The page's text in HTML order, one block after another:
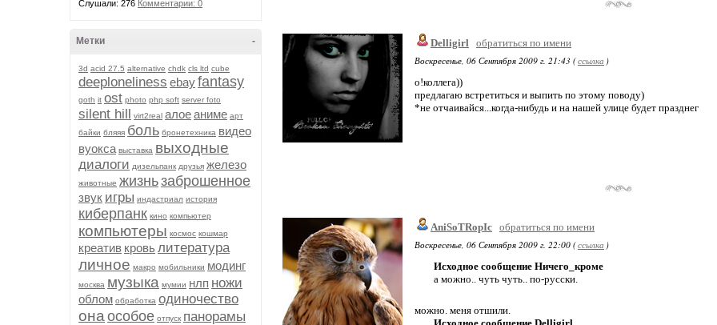
Слушали: 276 Комментарии: 0
-
Метки
3d acid 27.5 alternative chdk cls ltd cube
deeploneliness ebayfantasy
goth it ost photo php soft server foto
silent hill virt2real алоеаниме арт
байки бляяя боль бронетехника видео
вуокса выставка выходные
диалоги дизельпанк друзья железо
животные жизньзаброшенное
звук игры индастриал история
киберпанк кино компьютер
компьютеры космос кошмар
креатив кровьлитература
личное макро мобильники модинг
москва музыка мумии нлп ножи
облом обработка одиночество
она особое отпуск панорамы
Delligirl обратиться по имени
Воскресенье, 06 Сентября 2009 г. 21:43 (ссылка )
о!коллега))
предлагаю встретиться и выпить по этому поводу)
*не отчаивайся...когда-нибудь и на нашей улице будет празднег
AniSoTRopIc обратиться по имени
Воскресенье, 06 Сентября 2009 г. 22:00 (ссылка )
Исходное сообщение Ничего_кроме
а можно.. чуть чуть.. по-русски.
можно. меня отшили.